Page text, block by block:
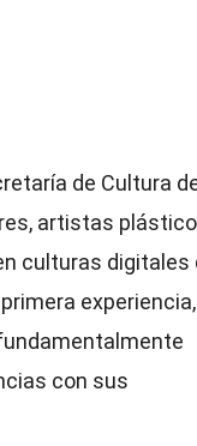
de Cultura
artistas
culturas digitales
con sus